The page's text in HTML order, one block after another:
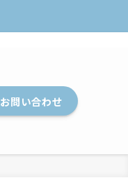
お問い合わせ